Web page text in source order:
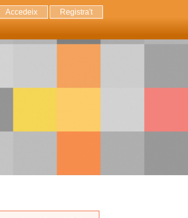
Accedeix Registra't